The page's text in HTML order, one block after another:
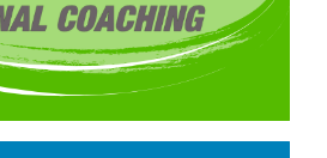
/ Training